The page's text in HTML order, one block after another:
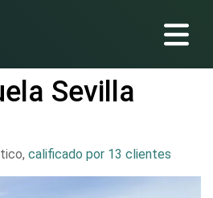
Sevilla
, calificado por 13 clientes